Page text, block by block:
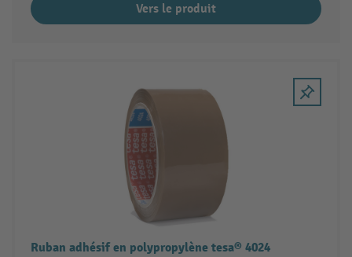
Vers le produit
Ruban adhésif en polypropylène tesa® 4024